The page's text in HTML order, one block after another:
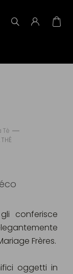
Tè
conferisce
Frères.
oggetti in